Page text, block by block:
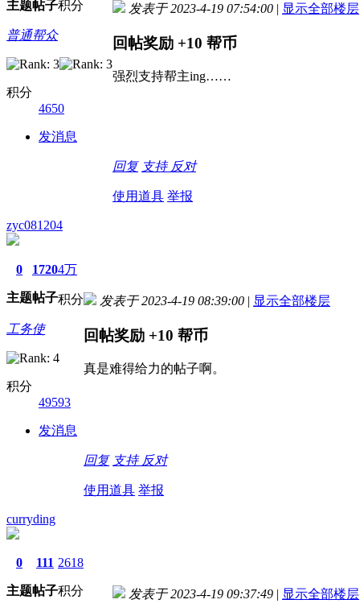
主题帖子积分
普通帮众
积分
4650
发消息
发表于 2023-4-19 07:54:00 | 显示全部楼层
回帖奖励 +10 帮币
强烈支持帮主ing……
回复 支持 反对
使用道具 举报
zyc081204
0
主题
1720
帖子
4万
积分
工务使
积分
49593
发消息
发表于 2023-4-19 08:39:00 | 显示全部楼层
回帖奖励 +10 帮币
真是难得给力的帖子啊。
回复 支持 反对
使用道具 举报
curryding
0
主题
111
帖子
2618
积分 发表于 2023-4-19 09:37:49 | 显示全部楼层